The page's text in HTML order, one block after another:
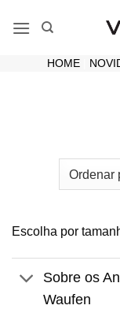
HOME|
Escolha por
Sobre os
Waufen